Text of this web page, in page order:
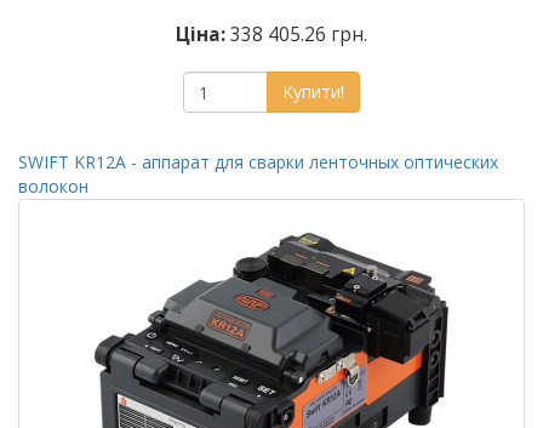
Ціна:338 405.26 грн.
Купити!
SWIFT KR12A - аппарат для сварки ленточных оптических
волокон